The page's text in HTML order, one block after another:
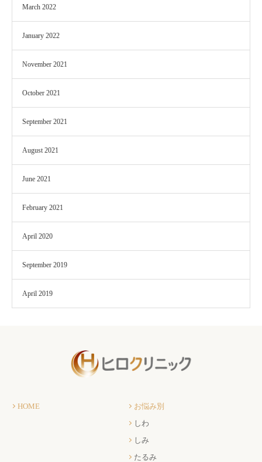
March 2022
January 2022
November 2021
October 2021
September 2021
August 2021
June 2021
February 2021
April 2020
September 2019
April 2019
HOME
お悩み別
しわ
しみ
たるみ